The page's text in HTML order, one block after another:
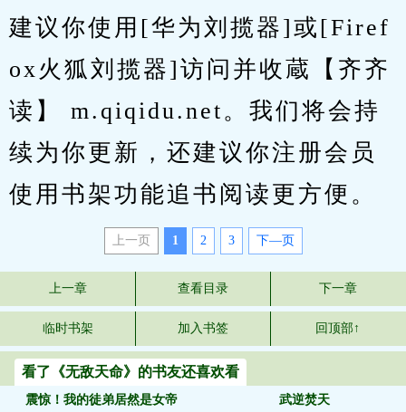
建议你使用[华为刘揽器]或[Firef
ox火狐刘揽器]访问并收蔵【齐齐
读】 m.qiqidu.net。我们将会持
续为你更新，还建议你注册会员
使用书架功能追书阅读更方便。
上一页 1 2 3 下—页
上一章 查看目录 下一章
临时书架 加入书签 回顶部↑
看了《无敌天命》的书友还喜欢看
震惊！我的徒弟居然是女帝
武逆焚天